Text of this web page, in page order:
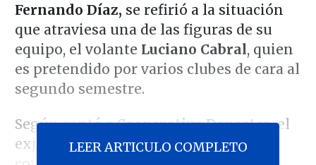
Fernando Díaz, se refirió a la situación
que atraviesa una de las figuras de su
equipo, el volante Luciano Cabral, quien
es pretendido por varios clubes de cara al
segundo semestre.
Según contó aCooperativa Deportes,el
exjugador de Argentinos Juniors "me
LEER ARTICULO COMPLETO